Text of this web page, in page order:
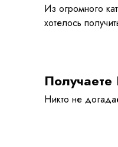
Из огромного
хотелось
Никто не